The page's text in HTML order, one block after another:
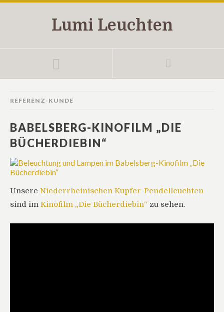
Lumi Leuchten
REFERENZ-KUNDE
BABELSBERG-KINOFILM „DIE
BÜCHERDIEBIN“
Unsere Niederrheinischen Kupfer-Pendelleuchten
sind im Kinofilm „Die Bücherdiebin“ zu sehen.